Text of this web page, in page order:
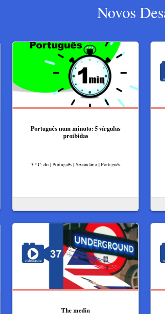
Novos
Português num minuto: 5 vírgulas
proibidas
3.º Ciclo | Português | Secundário | Português
The media